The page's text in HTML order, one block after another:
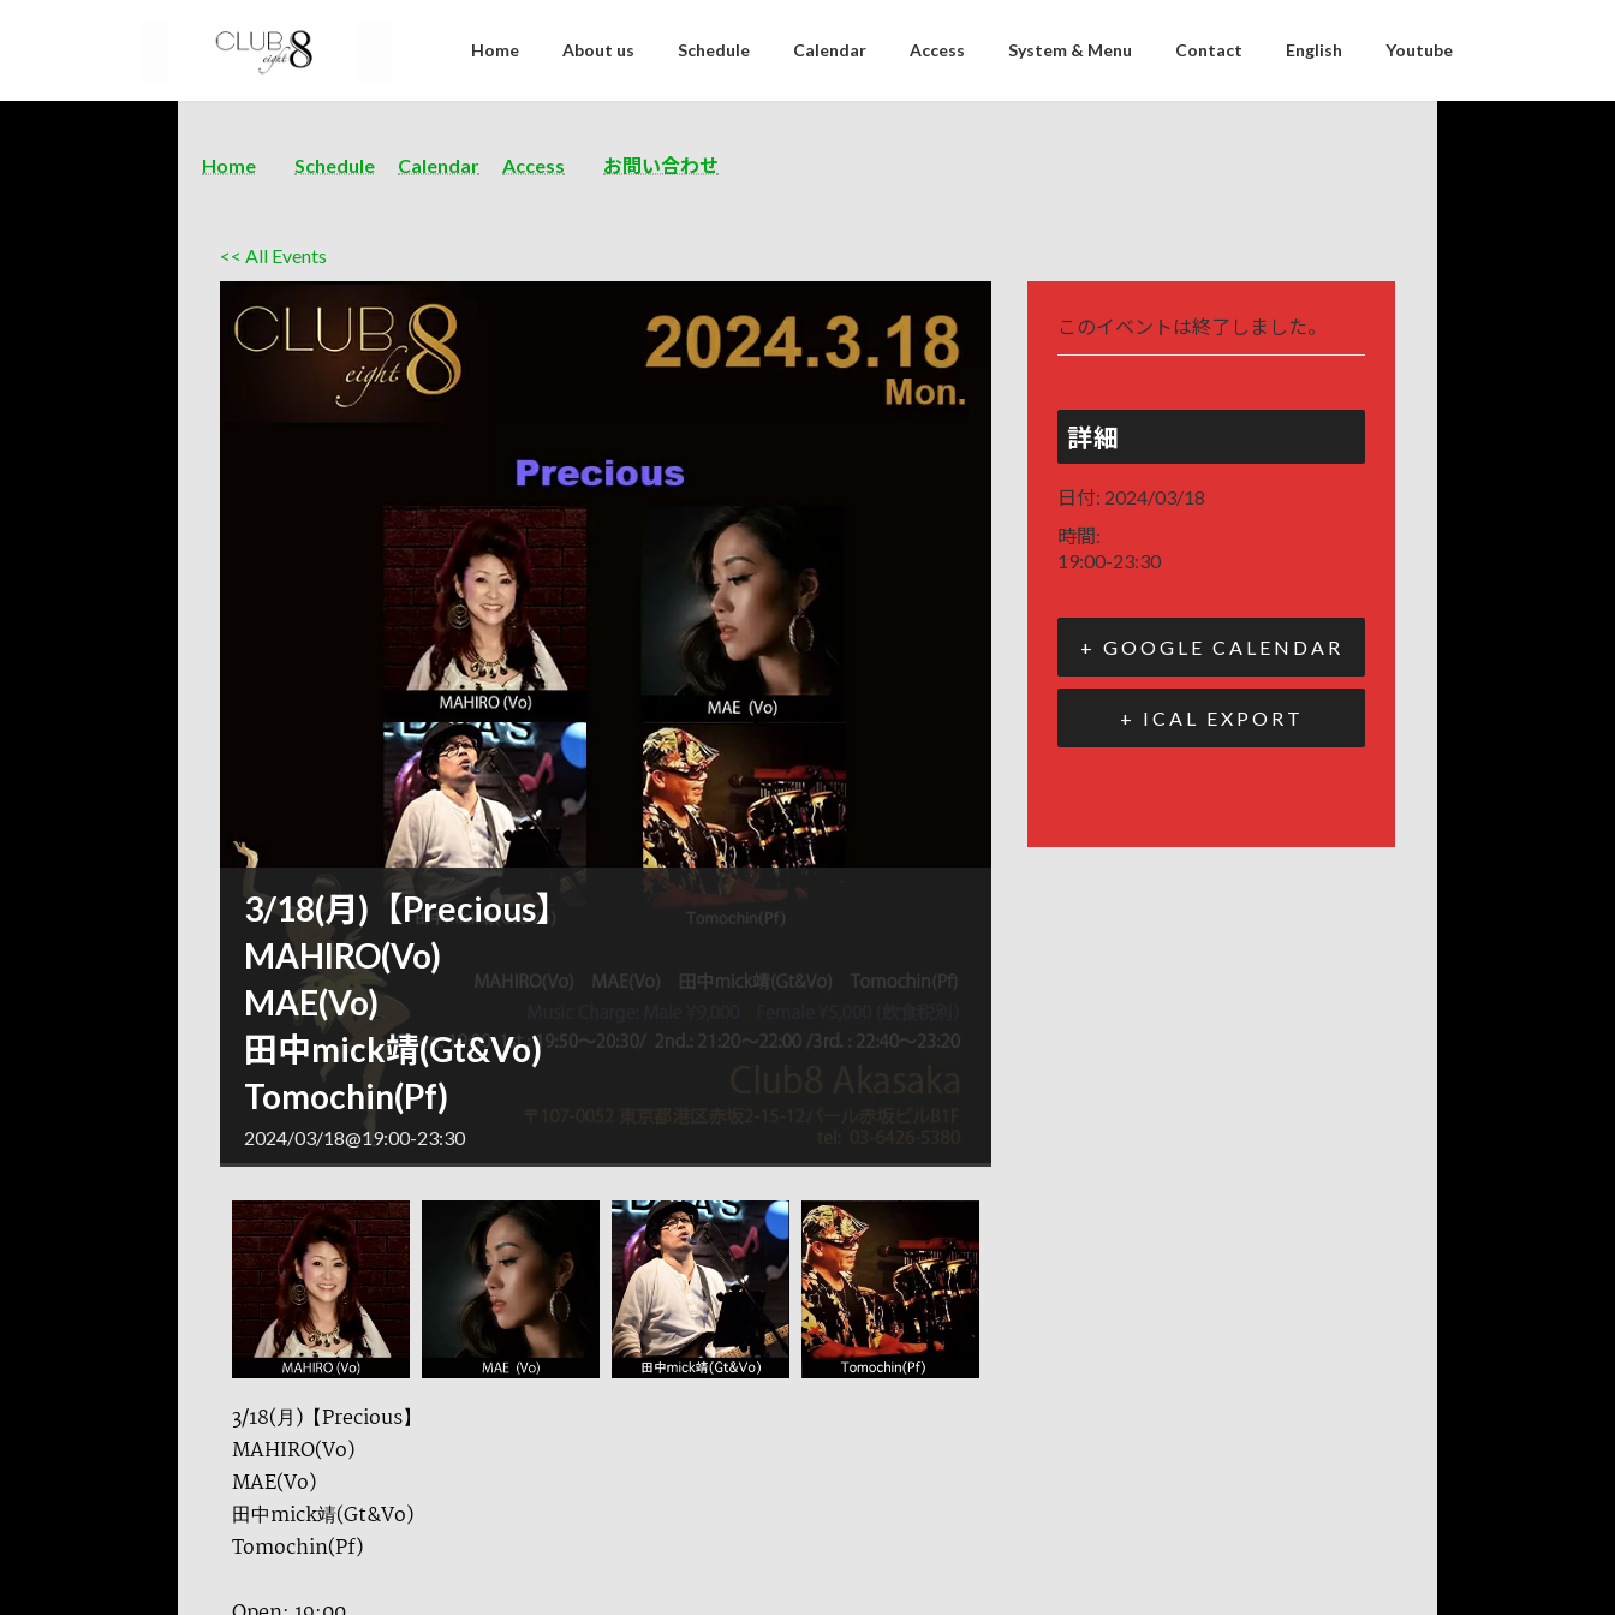
Home About us Schedule Calendar Access System & Menu Contact English Youtube
Home Schedule Calendar Access お問い合わせ
<< All Events
3/18(月)【Precious】
MAHIRO(Vo)
MAE(Vo)
田中mick靖(Gt&Vo)
Tomochin(Pf)
2024/03/18@19:00-23:30
3/18(月)【Precious】
MAHIRO(Vo)
MAE(Vo)
田中mick靖(Gt&Vo)
Tomochin(Pf)
このイベントは終了しました。
詳細
日付: 2024/03/18
時間:
19:00-23:30
+ GOOGLE CALENDAR
+ ICAL EXPORT